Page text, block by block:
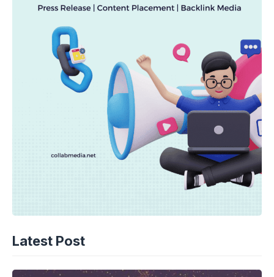
Latest Post